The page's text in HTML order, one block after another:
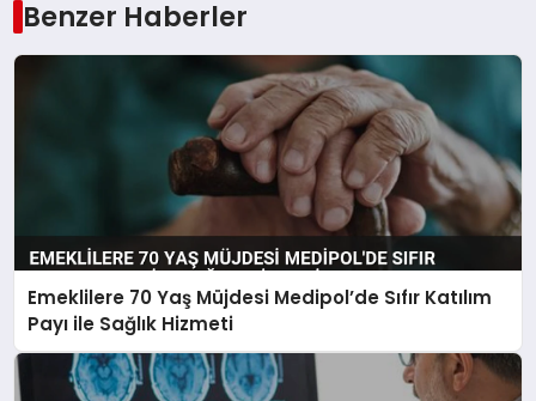
Benzer Haberler
Emeklilere 70 Yaş Müjdesi Medipol’de Sıfır Katılım
Payı ile Sağlık Hizmeti